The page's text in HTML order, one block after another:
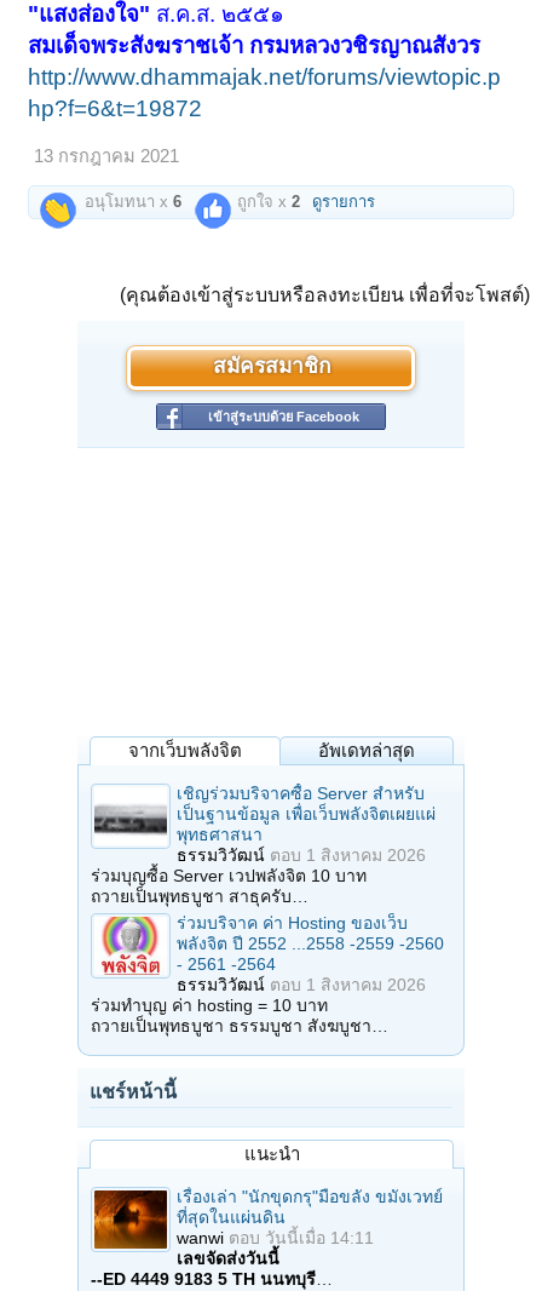
"แสงส่องใจ" ส.ค.ส. ๒๕๕๑
สมเด็จพระสังฆราชเจ้า กรมหลวงวชิรญาณสังวร
http://www.dhammajak.net/forums/viewtopic.p
hp?f=6&t=19872
13 กรกฎาคม 2021
อนุโมทนา x6 ถูกใจ x2 ดูรายการ
(คุณต้องเข้าสู่ระบบหรือลงทะเบียน เพื่อที่จะโพสต์)
สมัครสมาชิก
เข้าสู่ระบบด้วย Facebook
จากเว็บพลังจิต อัพเดทล่าสุด
เชิญร่วมบริจาคซื้อ Server สำหรับ
เป็นฐานข้อมูล เพื่อเว็บพลังจิตเผยแผ่
พุทธศาสนา
ธรรมวิวัฒน์ ตอบ 1 สิงหาคม 2026
ร่วมบุญซื้อ Server เวปพลังจิต 10 บาท
ถวายเป็นพุทธบูชา สาธุครับ…
ร่วมบริจาค ค่า Hosting ของเว็บ
พลังจิต ปี 2552 ...2558 -2559 -2560
- 2561 -2564
ธรรมวิวัฒน์ ตอบ 1 สิงหาคม 2026
ร่วมทำบุญ ค่า hosting = 10 บาท
ถวายเป็นพุทธบูชา ธรรมบูชา สังฆบูชา…
แชร์หน้านี้
แนะนำ
เรื่องเล่า "นักขุดกรุ"มือขลัง ขมังเวทย์
ที่สุดในแผ่นดิน
wanwi ตอบ วันนี้เมื่อ 14:11
เลขจัดส่งวันนี้
--ED 4449 9183 5 TH นนทบุรี…